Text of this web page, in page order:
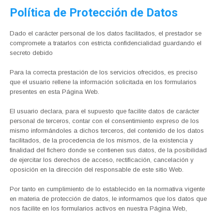
Política de Protección de Datos
Dado el carácter personal de los datos facilitados, el prestador se
compromete a tratarlos con estricta confidencialidad guardando el
secreto debido
Para la correcta prestación de los servicios ofrecidos, es preciso
que el usuario rellene la información solicitada en los formularios
presentes en esta Página Web.
El usuario declara, para el supuesto que facilite datos de carácter
personal de terceros, contar con el consentimiento expreso de los
mismo informándoles a dichos terceros, del contenido de los datos
facilitados, de la procedencia de los mismos, de la existencia y
finalidad del fichero donde se contienen sus datos, de la posibilidad
de ejercitar los derechos de acceso, rectificación, cancelación y
oposición en la dirección del responsable de este sitio Web.
Por tanto en cumplimiento de lo establecido en la normativa vigente
en materia de protección de datos, le informamos que los datos que
nos facilite en los formularios activos en nuestra Página Web,